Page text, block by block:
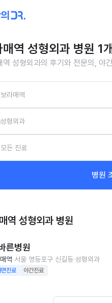
매역 성형외과 병원
역 성형외과의 후기와 전문의, 야
보라매역
성형외과
모든 진료
병원
역 성형외과 병원
른병원
역 서울 영등포구 신길동 성형외과
진료 야간진료